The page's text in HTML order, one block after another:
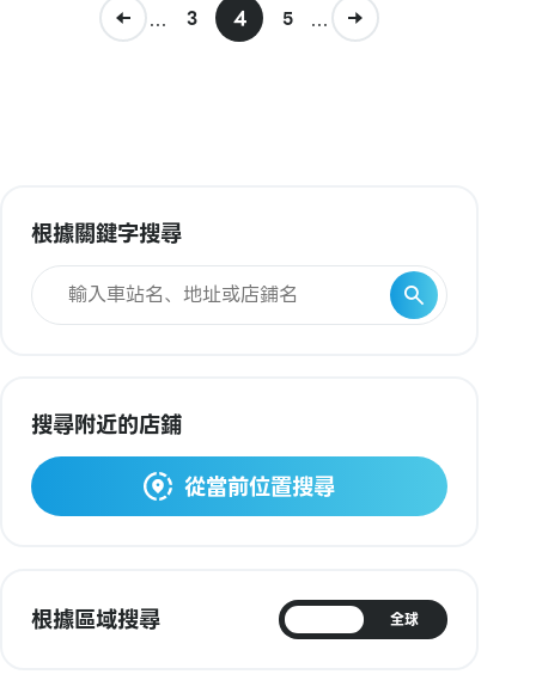
... 3 4 5 ...
根據關鍵字搜尋
搜尋附近的店鋪
從當前位置搜尋
根據區域搜尋 全球